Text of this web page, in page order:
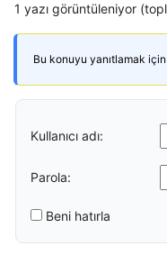
1 yazı görüntüleniyor
Bu konuyu yanıtlamak için
Kullanıcı adı:
Parola:
Beni hatırla